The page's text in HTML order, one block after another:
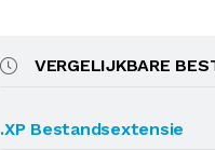
VERGELIJKBARE
.XP Bestandsextensie